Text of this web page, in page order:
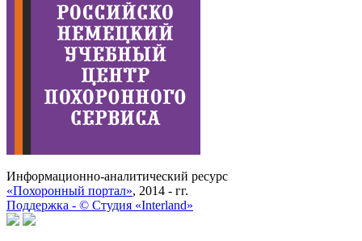
Информационно-аналитический ресурс
«Похоронный портал», 2014 - гг.
Поддержка - © Cтудия «Interland»